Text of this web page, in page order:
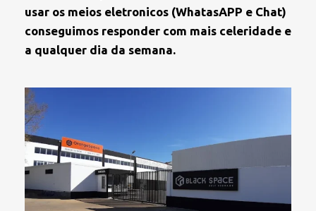
usar os meios eletronicos (WhatasAPP e Chat)
conseguimos responder com mais celeridade e
a qualquer dia da semana.